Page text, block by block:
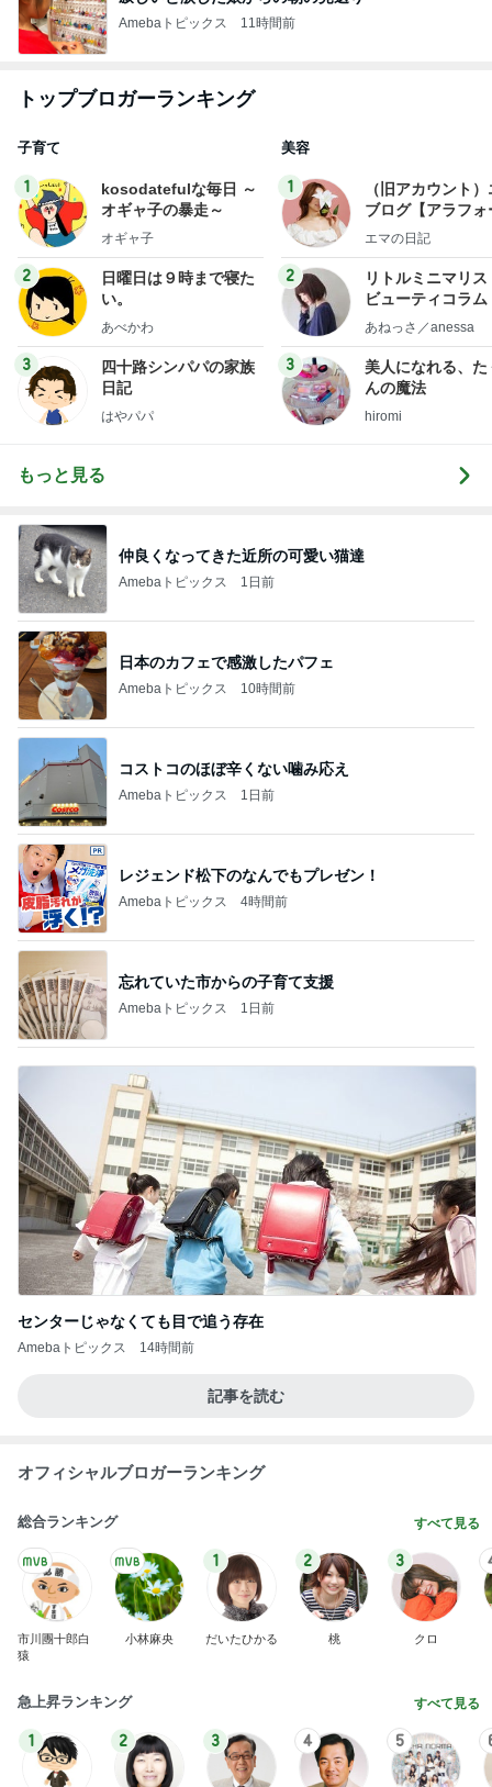
Amebaトピックス 11時間前
トップブロガーランキング
子育て
1
kosodatefulな毎日 ～
オギャ子の暴走～
オギャ子
2
日曜日は９時まで寝た
い。
あべかわ
3
四十路シンパパの家族
日記
はやパパ
美容
1
（旧アカウント
ブログ【アラフォ
社売却セカンドラ
エマの日記
2
リトルミニマリス
ビューティコラ
little
あねっさ／anessa
3
美人になれる、た
んの魔法
hiromi
もっと見る
仲良くなってきた近所の可愛い猫達
Amebaトピックス 1日前
日本のカフェで感激したパフェ
Amebaトピックス 10時間前
コストコのほぼ辛くない噛み応え
Amebaトピックス 1日前
レジェンド松下のなんでもプレゼン！
Amebaトピックス 4時間前
忘れていた市からの子育て支援
Amebaトピックス 1日前
センターじゃなくても目で追う存在
Amebaトピックス 14時間前
記事を読む
オフィシャルブロガーランキング
総合ランキング すべて見る
市川團十郎白
猿
小林麻央
1
だいたひかる
2
桃
3
クロ
急上昇ランキング すべて見る
1 2 3 4 5